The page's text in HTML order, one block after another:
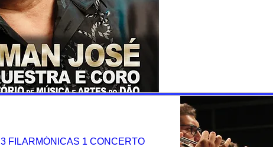
3 FILARMÓNICAS 1 CONCERTO